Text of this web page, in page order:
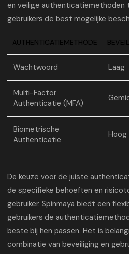
en veilige authenticatiemethoden
gebruikers de best mogelijke
AUTHENTICATIEMETHODE
Wachtwoord Laag
Multi-Factor
Authenticatie (MFA)
Biometrische
Authenticatie
Hoog
De keuze voor de juiste
de specifieke behoeften en
gebruiker. Spinmaya biedt een
gebruikers de
beste bij hen passen. Het is
combinatie van beveiliging en